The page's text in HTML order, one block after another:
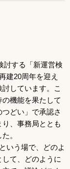
討する「新運営検
建20周年を迎え
しています。こ
機能を果たして
どい」で承認さ
、事務局ととも
。
いう場で、どのよ
て、どのように